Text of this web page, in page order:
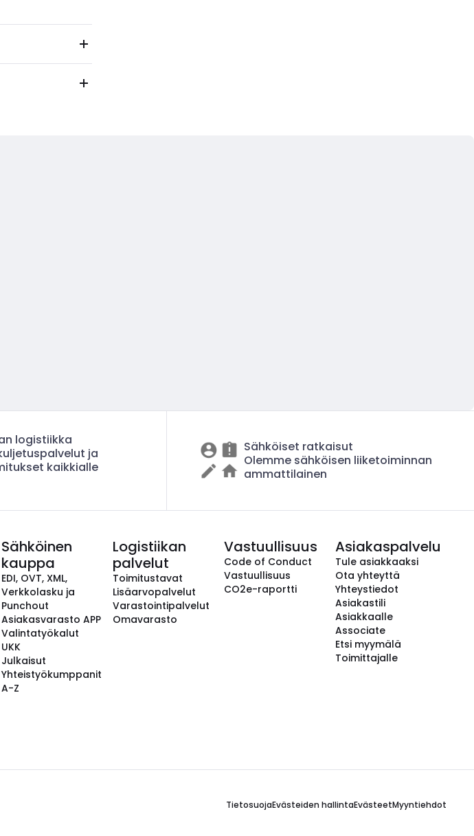
logistiikka
ja
kaikkialle
Sähköiset ratkaisut
Olemme sähköisen liiketoiminnan
ammattilainen
Sähköinen
kauppa
EDI, OVT, XML,
Verkkolasku ja
Punchout
Asiakasvarasto APP
Valintatyökalut
UKK
Julkaisut
Yhteistyökumppanit
A-Z
Logistiikan
palvelut
Toimitustavat
Lisäarvopalvelut
Varastointipalvelut
Omavarasto
Vastuullisuus
Code of Conduct
Vastuullisuus
CO2e-raportti
Asiakaspalvelu
Tule asiakkaaksi
Ota yhteyttä
Yhteystiedot
Asiakastili
Asiakkaalle
Associate
Etsi myymälä
Toimittajalle
TietosuojaEvästeiden hallintaEvästeetMyyntiehdot